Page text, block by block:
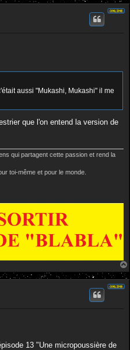
aussi "Mukashi, Mukashi" il me
que l'on entend la version de
qui partagent cette passion et rend la
toi-même et pour le monde.
13 "Une micropoussière de